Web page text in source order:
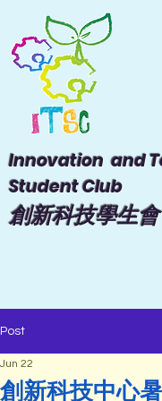
Innovation and
Student Club
​創新科技學生會
Post
創新科技中心
Jun 22